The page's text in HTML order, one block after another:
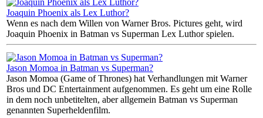
Joaquin Phoenix als Lex Luthor?
Wenn es nach dem Willen von Warner Bros. Pictures geht, wird
Joaquin Phoenix in Batman vs Superman Lex Luthor spielen.
Jason Momoa in Batman vs Superman?
Jason Momoa (Game of Thrones) hat Verhandlungen mit Warner
Bros und DC Entertainment aufgenommen. Es geht um eine Rolle
in dem noch unbetitelten, aber allgemein Batman vs Superman
genannten Superheldenfilm.